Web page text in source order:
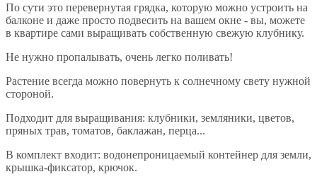
По сути это перевернутая грядка, которую можно устроить на
балконе и даже просто подвесить на вашем окне - вы, можете
в квартире сами выращивать собственную свежую клубнику.
Не нужно пропалывать, очень легко поливать!
Растение всегда можно повернуть к солнечному свету нужной
стороной.
Подходит для выращивания: клубники, земляники, цветов,
пряных трав, томатов, баклажан, перца...
В комплект входит: водонепроницаемый контейнер для земли,
крышка-фиксатор, крючок.